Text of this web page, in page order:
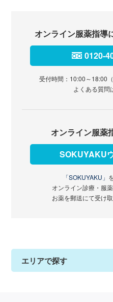
オンライン服薬指導
0120-
受付時間：10:00～18:00
よくある質問
オンライン服薬
SOKUYAKU
「SOKUYAKU」
オンライン診療・服
お薬を郵送にて受け
エリアで探す